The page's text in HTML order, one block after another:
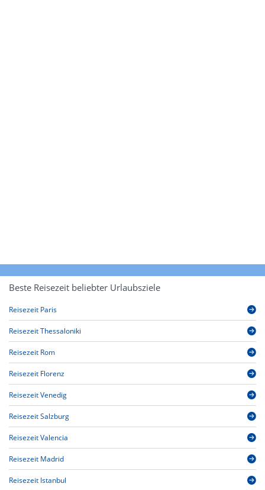
Beste Reisezeit beliebter Urlaubsziele
Reisezeit Paris
Reisezeit Thessaloniki
Reisezeit Rom
Reisezeit Florenz
Reisezeit Venedig
Reisezeit Salzburg
Reisezeit Valencia
Reisezeit Madrid
Reisezeit Istanbul